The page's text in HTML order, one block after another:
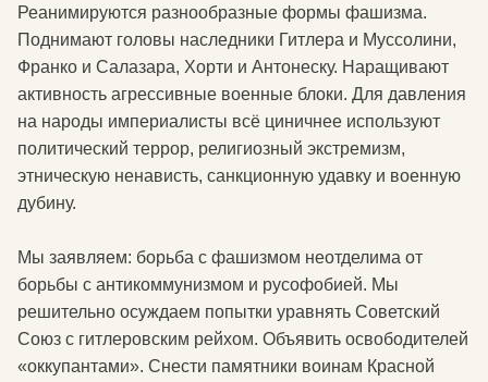
Реанимируются разнообразные формы фашизма.
Поднимают головы наследники Гитлера и Муссолини,
Франко и Салазара, Хорти и Антонеску. Наращивают
активность агрессивные военные блоки. Для давления
на народы империалисты всё циничнее используют
политический террор, религиозный экстремизм,
этническую ненависть, санкционную удавку и военную
дубину.
Мы заявляем: борьба с фашизмом неотделима от
борьбы с антикоммунизмом и русофобией. Мы
решительно осуждаем попытки уравнять Советский
Союз с гитлеровским рейхом. Объявить освободителей
«оккупантами». Снести памятники воинам Красной